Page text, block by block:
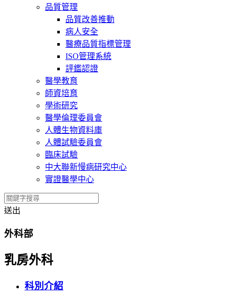
品質管理
品質改善推動
病人安全
醫療品質指標管理
ISO管理系統
評鑑認證
醫學教育
師資培育
學術研究
醫學倫理委員會
人體生物資料庫
人體試驗委員會
臨床試驗
中大聯新慢病研究中心
實證醫學中心
送出
外科部
乳房外科
科別介紹